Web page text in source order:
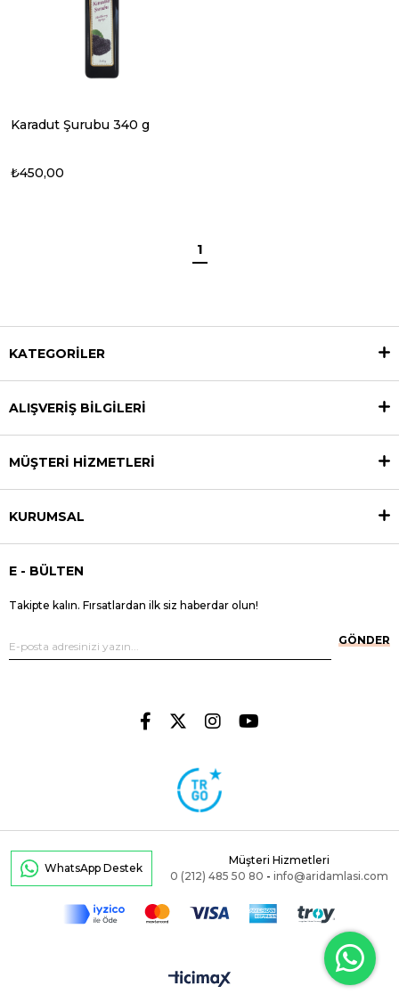
Karadut Şurubu 340 g
₺450,00
1
KATEGORİLER
ALIŞVERİŞ BİLGİLERİ
MÜŞTERİ HİZMETLERİ
KURUMSAL
E - BÜLTEN
Takipte kalın. Fırsatlardan ilk siz haberdar olun!
GÖNDER
WhatsApp Destek
Müşteri Hizmetleri
0 (212) 485 50 80 - info@aridamlasi.com